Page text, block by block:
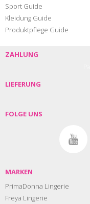
Sport Guide
Kleidung Guide
Produktpflege Guide
ZAHLUNG
LIEFERUNG
FOLGE UNS
MARKEN
PrimaDonna Lingerie
Freya Lingerie